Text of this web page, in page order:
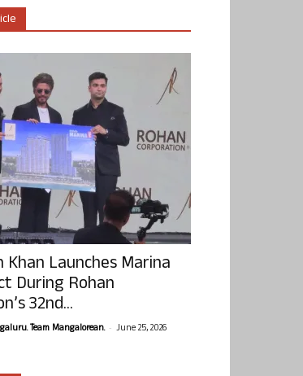
Khan Launches Marina
During Rohan
32nd...
Team Mangalorean. - June 25, 2026